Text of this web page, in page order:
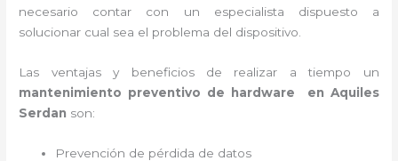
necesario contar con un especialista dispuesto a
solucionar cual sea el problema del dispositivo.
Las ventajas y beneficios de realizar a tiempo un
mantenimiento preventivo de hardware en Aquiles
Serdan son:
Prevención de pérdida de datos